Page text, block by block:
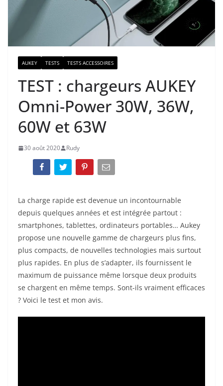
AUKEY TESTS TESTS ACCESSOIRES
TEST : chargeurs AUKEY
Omni-Power 30W, 36W,
60W et 63W
30 août 2020 Rudy
La charge rapide est devenue un incontournable
depuis quelques années et est intégrée partout :
smartphones, tablettes, ordinateurs portables… Aukey
propose une nouvelle gamme de chargeurs plus fins,
plus compacts, de nouvelles technologies mais surtout
plus rapides. En plus de s’adapter, ils fournissent le
maximum de puissance même lorsque deux produits
se chargent en même temps. Sont-ils vraiment efficaces
? Voici le test et mon avis.